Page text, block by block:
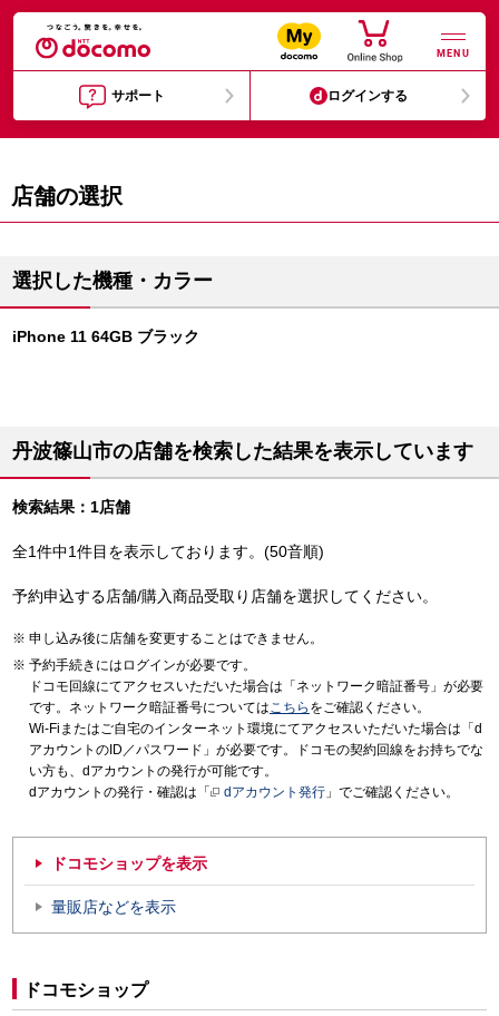
MENU
サポート ログインする
店舗の選択
選択した機種・カラー
iPhone 11 64GB ブラック
丹波篠山市の店舗を検索した結果を表示しています
検索結果：1店舗
全1件中1件目を表示しております。(50音順)
予約申込する店舗/購入商品受取り店舗を選択してください。
申し込み後に店舗を変更することはできません。
予約手続きにはログインが必要です。
ドコモ回線にてアクセスいただいた場合は「ネットワーク暗証番号」が必要
です。ネットワーク暗証番号についてはこちら をご確認ください。
Wi-Fiまたはご自宅のインターネット環境にてアクセスいただいた場合は「d
アカウントのID／パスワード」が必要です。ドコモの契約回線をお持ちでな
い方も、dアカウントの発行が可能です。
dアカウントの発行・確認は「
dアカウント発行 」でご確認ください。
ドコモショップを表示
量販店などを表示
ドコモショップ